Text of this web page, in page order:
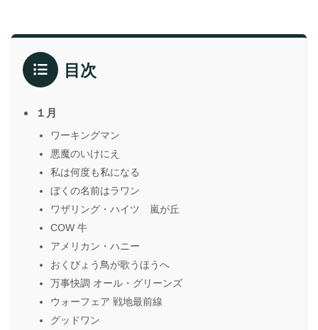
目次
１月
ワーキングマン
悪魔のいけにえ
私は何度も私になる
ぼくの名前はラワン
ワザリング・ハイツ 嵐が丘
COW 牛
アメリカン・ハニー
おくびょう鳥が歌うほうへ
万事快調 オール・グリーンズ
ウォーフェア 戦地最前線
グッドワン